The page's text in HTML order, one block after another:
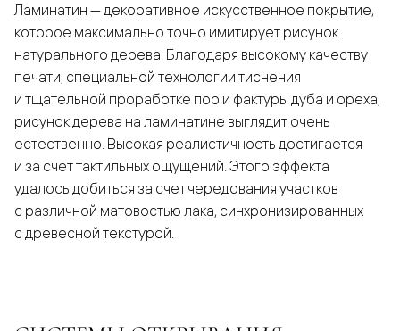
Ламинатин — декоративное искусственное покрытие,
которое максимально точно имитирует рисунок
натурального дерева. Благодаря высокому качеству
печати, специальной технологии тиснения
и тщательной проработке пор и фактуры дуба и ореха,
рисунок дерева на ламинатине выглядит очень
естественно. Высокая реалистичность достигается
и за счет тактильных ощущений. Этого эффекта
удалось добиться за счет чередования участков
с различной матовостью лака, синхронизированных
с древесной текстурой.